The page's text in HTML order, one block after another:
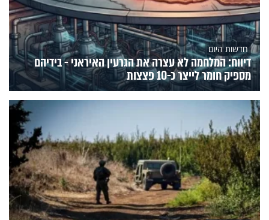
חדשות היום
דיווח: המלחמה לא עצרה את הגרעין האיראני - בידיהם
מספיק חומר לייצר כ-10 פצצות